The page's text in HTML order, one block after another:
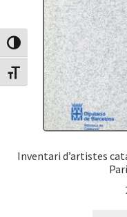
Canvia Alt Contrast
Canvia mida de lletra
Inventari d’artistes